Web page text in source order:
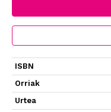
ISBN
Orriak
Urtea